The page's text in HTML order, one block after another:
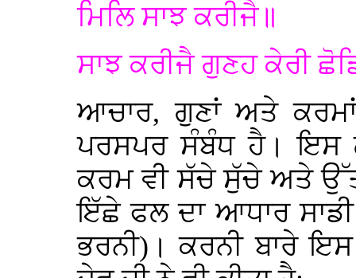
ਮਿਲਿ ਸਾਝ ਕਰੀਜੈ॥
ਸਾਝ ਕਰੀਜੈ ਗੁਣਹ ਕੇਰੀ
ਆਚਾਰ, ਗੁਣਾਂ ਅਤੇ
ਪਰਸਪਰ ਸੰਬੰਧ ਹੈ। ਇਸ
ਕਰਮ ਵੀ ਸੱਚੇ ਸੁੱਚੇ ਅਤੇ
ਇੱਛੇ ਫਲ ਦਾ ਆਧਾਰ ਸਾਡੀ
ਭਰਨੀ)। ਕਰਨੀ ਬਾਰੇ